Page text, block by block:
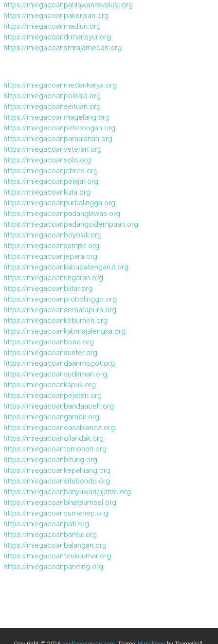
https://miegacoanpahlawanrevolusi.org
https://miegacoanpakerisan.org
https://miegacoanmadiun.org
https://miegacoandrmansyur.org
https://miegacoansmrajamedan.org
https://miegacoanmedankarya.org
https://miegacoanpolonia.org
https://miegacoanseituan.org
https://miegacoanmagelang.org
https://miegacoanpeterongan.org
https://miegacoanpamularsih.org
https://miegacoanveteran.org
https://miegacoansolo.org
https://miegacoanjebres.org
https://miegacoanpelajar.org
https://miegacoankuta.org
https://miegacoanpurbalingga.org
https://miegacoanpadanglawas.org
https://miegacoanpadangsidempuan.org
https://miegacoanboyolali.org
https://miegacoansampit.org
https://miegacoanjepara.org
https://miegacoankabupatengarut.org
https://miegacoanungaran.org
https://miegacoanblitar.org
https://miegacoanprobolinggo.org
https://miegacoansemarapura.org
https://miegacoankebumen.org
https://miegacoankabmajalengka.org
https://miegacoanbone.org
https://miegacoansunter.org
https://miegacoandaanmogot.org
https://miegacoansudirman.org
https://miegacoankapuk.org
https://miegacoanpejaten.org
https://miegacoanbandaaceh.org
https://miegacoangambir.org
https://miegacoancasablanca.org
https://miegacoancilandak.org
https://miegacoantomohon.org
https://miegacoanbitung.org
https://miegacoankepahiang.org
https://miegacoansitubondo.org
https://miegacoanbanyuwangijatim.org
https://miegacoanlahatsumsel.org
https://miegacoansumenep.org
https://miegacoanpati.org
https://miegacoanbantul.org
https://miegacoanbalangan.org
https://miegacoanteukuumar.org
https://miegacoanpancing.org